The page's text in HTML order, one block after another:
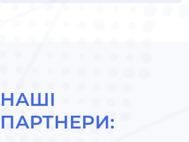
НАШІ
ПАРТНЕРИ: